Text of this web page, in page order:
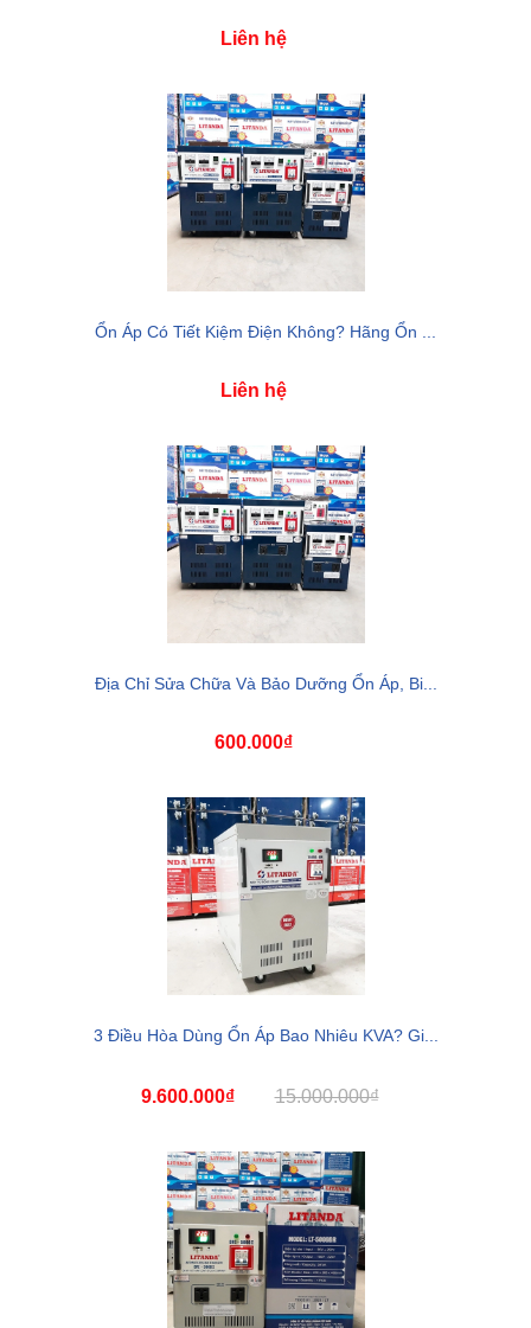
Liên hệ
Ổn Áp Có Tiết Kiệm Điện Không? Hãng Ổn ...
Liên hệ
Địa Chỉ Sửa Chữa Và Bảo Dưỡng Ổn Áp, Bi...
600.000₫
3 Điều Hòa Dùng Ổn Áp Bao Nhiêu KVA? Gi...
9.600.000₫ 15.000.000₫